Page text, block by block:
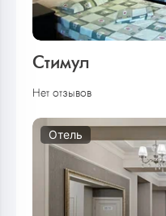
Стимул
Нет отзывов
Отель